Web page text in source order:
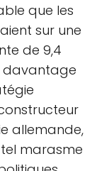
que les
sur une
de 9,4
davantage
allemande,
marasme